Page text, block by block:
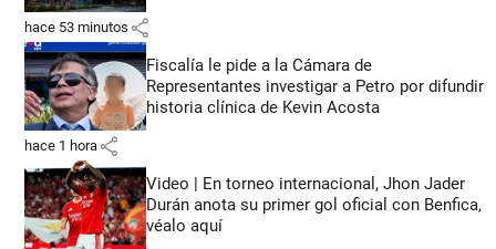
hace 53 minutos share
Fiscalía le pide a la Cámara de
Representantes investigar a Petro por difundir
historia clínica de Kevin Acosta
hace 1 hora share
Video | En torneo internacional, Jhon Jader
Durán anota su primer gol oficial con Benfica,
véalo aquí